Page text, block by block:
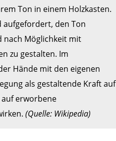
Ton in einem Holzkasten.
aufgefordert, den Ton
nach Möglichkeit mit
zu gestalten. Im
Hände mit den eigenen
als gestaltende Kraft auf
erworbene
(Quelle: Wikipedia)